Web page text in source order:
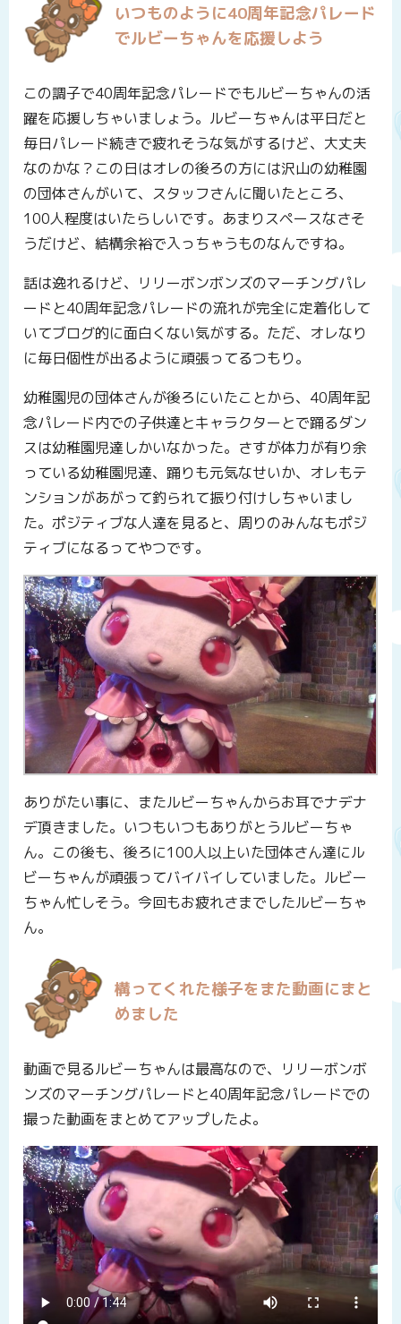
いつものように40周年記念パレード
でルビーちゃんを応援しよう
この調子で40周年記念パレードでもルビーちゃんの活
躍を応援しちゃいましょう。ルビーちゃんは平日だと
毎日パレード続きで疲れそうな気がするけど、大丈夫
なのかな？この日はオレの後ろの方には沢山の幼稚園
の団体さんがいて、スタッフさんに聞いたところ、
100人程度はいたらしいです。あまりスペースなさそ
うだけど、結構余裕で入っちゃうものなんですね。
話は逸れるけど、リリーボンボンズのマーチングパレ
ードと40周年記念パレードの流れが完全に定着化して
いてブログ的に面白くない気がする。ただ、オレなり
に毎日個性が出るように頑張ってるつもり。
幼稚園児の団体さんが後ろにいたことから、40周年記
念パレード内での子供達とキャラクターとで踊るダン
スは幼稚園児達しかいなかった。さすが体力が有り余
っている幼稚園児達、踊りも元気なせいか、オレもテ
ンションがあがって釣られて振り付けしちゃいまし
た。ポジティブな人達を見ると、周りのみんなもポジ
ティブになるってやつです。
ありがたい事に、またルビーちゃんからお耳でナデナ
デ頂きました。いつもいつもありがとうルビーちゃ
ん。この後も、後ろに100人以上いた団体さん達にル
ビーちゃんが頑張ってバイバイしていました。ルビー
ちゃん忙しそう。今回もお疲れさまでしたルビーちゃ
ん。
構ってくれた様子をまた動画にまと
めました
動画で見るルビーちゃんは最高なので、リリーボンボ
ンズのマーチングパレードと40周年記念パレードでの
撮った動画をまとめてアップしたよ。